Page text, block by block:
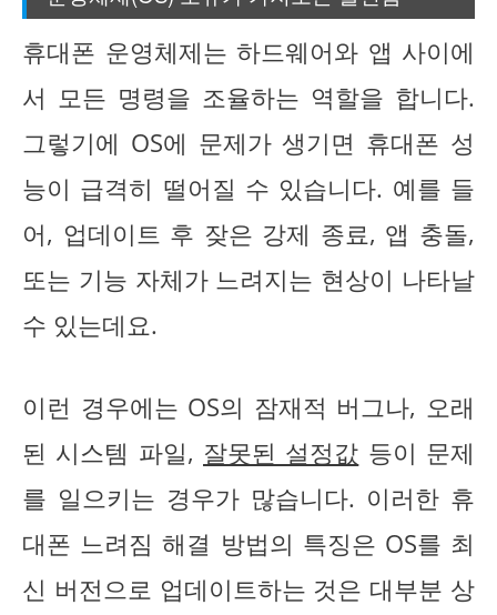
휴대폰 운영체제는 하드웨어와 앱 사이에
서 모든 명령을 조율하는 역할을 합니다.
그렇기에 OS에 문제가 생기면 휴대폰 성
능이 급격히 떨어질 수 있습니다. 예를 들
어, 업데이트 후 잦은 강제 종료, 앱 충돌,
또는 기능 자체가 느려지는 현상이 나타날
수 있는데요.
이런 경우에는 OS의 잠재적 버그나, 오래
된 시스템 파일, 잘못된 설정값 등이 문제
를 일으키는 경우가 많습니다. 이러한 휴
대폰 느려짐 해결 방법의 특징은 OS를 최
신 버전으로 업데이트하는 것은 대부분 상